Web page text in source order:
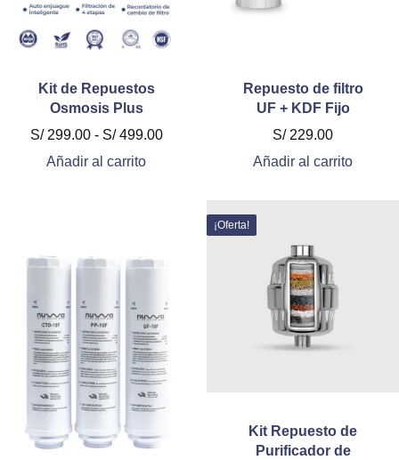
Kit de Repuestos
Osmosis Plus
S/299.00 - S/499.00Rango
S/ 299.00
Añadir al carrito
página
Repuesto de filtro
UF + KDF Fijo
S/229.00
Añadir al carrito
¡Oferta!
Kit Repuesto de
Purificador de